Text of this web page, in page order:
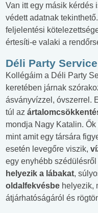
Van itt egy másik kérdés
védett adatnak
feljelentési
értesíti-e valaki a
Déli Party Service
Kollégáim a Déli Party
keretében járnak
ásványvízzel, óvszerrel.
túl az
mondja Nagy Katalin.
mint amit egy társára
esetén levegőre viszik,
egy enyhébb
helyezik a lábakat,
oldalfekvésbe helyezik,
átjárhatóságáról és